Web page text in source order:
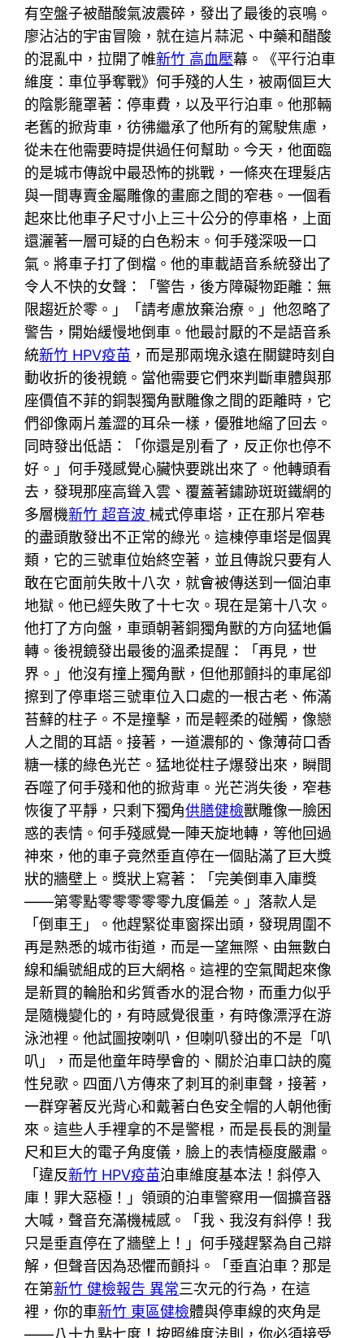
有空盤子被醋酸氣波震碎，發出了最後的哀鳴。
廖沾沾的宇宙冒險，就在這片蒜泥、中藥和醋酸
的混亂中，拉開了帷新竹 高血壓幕。《平行泊車
維度：車位爭奪戰》何手殘的人生，被兩個巨大
的陰影籠罩著：停車費，以及平行泊車。他那輛
老舊的掀背車，彷彿繼承了他所有的駕駛焦慮，
從未在他需要時提供過任何幫助。今天，他面臨
的是城市傳說中最恐怖的挑戰，一條夾在理髮店
與一間專賣金屬雕像的畫廊之間的窄巷。一個看
起來比他車子尺寸小上三十公分的停車格，上面
還灑著一層可疑的白色粉末。何手殘深吸一口
氣。將車子打了倒檔。他的車載語音系統發出了
令人不快的女聲：「警告，後方障礙物距離：無
限趨近於零。」「請考慮放棄治療。」他忽略了
警告，開始緩慢地倒車。他最討厭的不是語音系
統新竹 HPV疫苗 ，而是那兩塊永遠在關鍵時刻自
動收折的後視鏡。當他需要它們來判斷車體與那
座價值不菲的銅製獨角獸雕像之間的距離時，它
們卻像兩片羞澀的耳朵一樣，優雅地縮了回去。
同時發出低語：「你還是別看了，反正你也停不
好。」何手殘感覺心臟快要跳出來了。他轉頭看
去，發現那座高聳入雲、覆蓋著鏽跡斑斑鐵網的
多層機新竹 超音波械式停車塔，正在那片窄巷
的盡頭散發出不正常的綠光。這棟停車塔是個異
類，它的三號車位始終空著，並且傳說只要有人
敢在它面前失敗十八次，就會被傳送到一個泊車
地獄。他已經失敗了十七次。現在是第十八次。
他打了方向盤，車頭朝著銅獨角獸的方向猛地偏
轉。後視鏡發出最後的溫柔提醒：「再見，世
界。」他沒有撞上獨角獸，但他那顫抖的車尾卻
擦到了停車塔三號車位入口處的一根古老、佈滿
苔蘚的柱子。不是撞擊，而是輕柔的碰觸，像戀
人之間的耳語。接著，一道濃郁的、像薄荷口香
糖一樣的綠色光芒。猛地從柱子爆發出來，瞬間
吞噬了何手殘和他的掀背車。光芒消失後，窄巷
恢復了平靜，只剩下獨角供膳健檢獸雕像一臉困
惑的表情。何手殘感覺一陣天旋地轉，等他回過
神來，他的車子竟然垂直停在一個貼滿了巨大獎
狀的牆壁上。獎狀上寫著：「完美倒車入庫獎
——第零點零零零零零九度偏差。」落款人是
「倒車王」。他趕緊從車窗探出頭，發現周圍不
再是熟悉的城市街道，而是一望無際、由無數白
線和編號組成的巨大網格。這裡的空氣聞起來像
是新買的輪胎和劣質香水的混合物，而重力似乎
是隨機變化的，有時感覺很重，有時像漂浮在游
泳池裡。他試圖按喇叭，但喇叭發出的不是「叭
叭」，而是他童年時學會的、關於泊車口訣的魔
性兒歌。四面八方傳來了刺耳的剎車聲，接著，
一群穿著反光背心和戴著白色安全帽的人朝他衝
來。這些人手裡拿的不是警棍，而是長長的測量
尺和巨大的電子角度儀，臉上的表情極度嚴肅。
「違反新竹 HPV疫苗泊車維度基本法！斜停入
庫！罪大惡極！」領頭的泊車警察用一個擴音器
大喊，聲音充滿機械感。「我、我沒有斜停！我
只是垂直停在了牆壁上！」何手殘趕緊為自己辯
解，但聲音因為恐懼而顫抖。「垂直泊車？那是
在第新竹 健檢報告 異常三次元的行為，在這
裡，你的車新竹 東區健檢體與停車線的夾角是
——八十九點七度！按照維度法則，你必須接受